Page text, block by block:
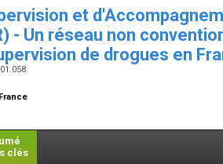
et
- Un réseau non
de drogues en
clés